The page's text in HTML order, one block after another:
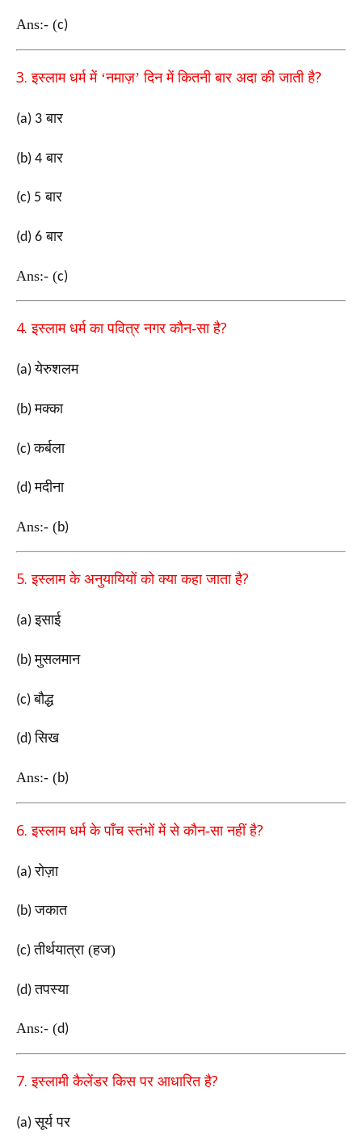
Ans:- (c)
3.इस्लाम धर्म में ‘नमाज़’ दिन में कितनी बार अदा की जाती है?
(a) 3 बार
(b) 4 बार
(c) 5 बार
(d) 6 बार
Ans:- (c)
4.इस्लाम धर्म का पवित्र नगर कौन-सा है?
(a)येरुशलम
(b)मक्का
(c)कर्बला
(d)मदीना
Ans:- (b)
5.इस्लाम के अनुयायियों को क्या कहा जाता है?
(a)इसाई
(b)मुसलमान
(c)बौद्ध
(d)सिख
Ans:- (b)
6.इस्लाम धर्म के पाँच स्तंभों में से कौन-सा नहीं है?
(a)रोज़ा
(b)जकात
(c)तीर्थयात्रा (हज)
(d)तपस्या
Ans:- (d)
7.इस्लामी कैलेंडर किस पर आधारित है?
(a)सूर्य पर